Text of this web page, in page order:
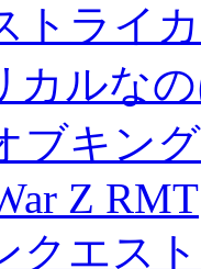
トライ
カルな
ブキン
Z RMT
クエス